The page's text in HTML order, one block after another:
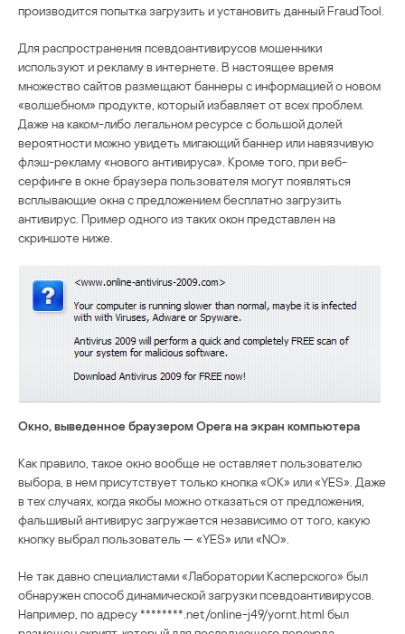
производится попытка загрузить и установить данный FraudTool.
Для распространения псевдоантивирусов мошенники
используют и рекламу в интернете. В настоящее время
множество сайтов размещают баннеры с информацией о новом
«волшебном» продукте, который избавляет от всех проблем.
Даже на каком-либо легальном ресурсе с большой долей
вероятности можно увидеть мигающий баннер или навязчивую
флэш-рекламу «нового антивируса». Кроме того, при веб-
серфинге в окне браузера пользователя могут появляться
всплывающие окна с предложением бесплатно загрузить
антивирус. Пример одного из таких окон представлен на
скриншоте ниже.
Окно, выведенное браузером Opera на экран компьютера
Как правило, такое окно вообще не оставляет пользователю
выбора, в нем присутствует только кнопка «OK» или «YES». Даже
в тех случаях, когда якобы можно отказаться от предложения,
фальшивый антивирус загружается независимо от того, какую
кнопку выбрал пользователь — «YES» или «NO».
Не так давно специалистами «Лаборатории Касперского» был
обнаружен способ динамической загрузки псевдоантивирусов.
Например, по адресу ********.net/online-j49/yornt.html был